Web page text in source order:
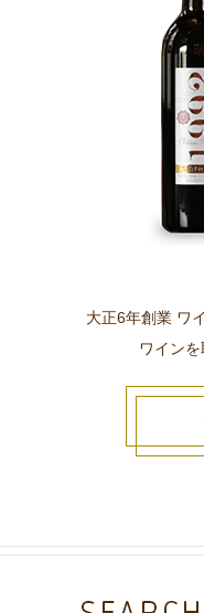
大正6年創業 ワ
ワインを